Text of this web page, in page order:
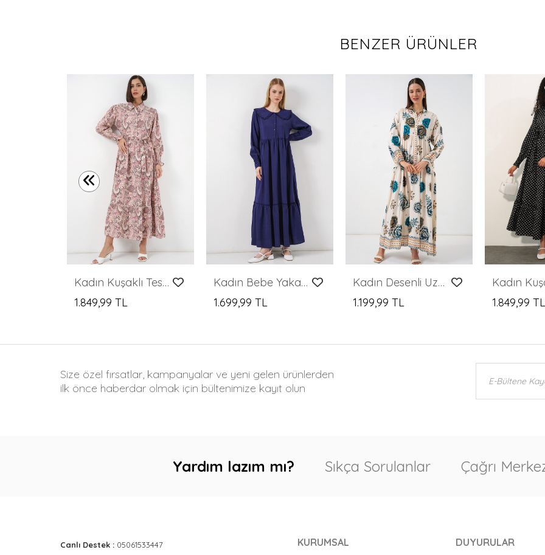
BENZER ÜRÜNLER
Kadın Kuşaklı Tesettür Elbise 2589 - Pembe
1.849,99 TL
Kadın Bebe Yaka Uzun Tesettür Elbise 2592 - Lacivert
1.699,99 TL
Kadın Desenli Uzun Tesettür Elbise 2585 - A.SAKS
1.199,99 TL
1.849,99 TL
Size özel fırsatlar, kampanyalar ve yeni gelen ürünlerden
ilk önce haberdar olmak için bültenimize kayıt olun
Yardım lazım mı? Sıkça Sorulanlar Çağrı
Canlı Destek : 05061533447
KURUMSAL
DUYURULAR